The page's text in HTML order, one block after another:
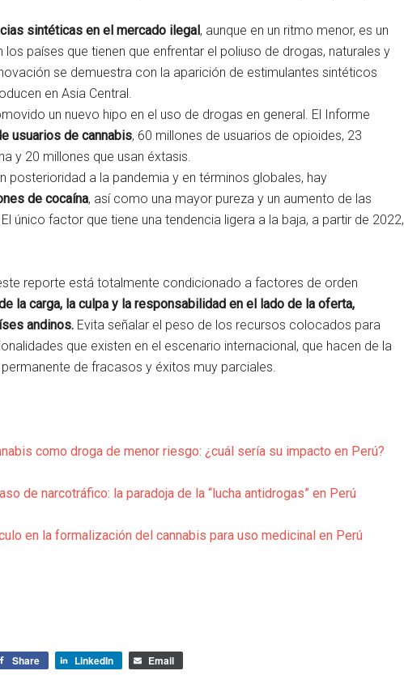
sintéticas en el mercado ilegal, aunque en un ritmo menor, es un
países que tienen que enfrentar el poliuso de drogas, naturales y
se demuestra con la aparición de estimulantes sintéticos
en Asia Central.
un nuevo hipo en el uso de drogas en general. El Informe
usuarios de cannabis, 60 millones de usuarios de opioides, 23
y 20 millones que usan éxtasis.
posterioridad a la pandemia y en términos globales, hay
de cocaína, así como una mayor pureza y un aumento de las
único factor que tiene una tendencia ligera a la baja, a partir de 2022,
reporte está totalmente condicionado a factores de orden
la carga, la culpa y la responsabilidad en el lado de la oferta,
andinos. Evita señalar el peso de los recursos colocados para
que existen en el escenario internacional, que hacen de la
de fracasos y éxitos muy parciales.
como droga de menor riesgo: ¿cuál sería su impacto en Perú?
de narcotráfico: la paradoja de la “lucha antidrogas” en Perú
en la formalización del cannabis para uso medicinal en Perú
Share LinkedIn Email